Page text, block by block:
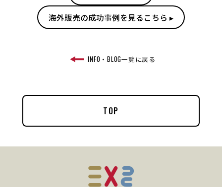
海外販売の成功事例を見るこちら ▸
INFO・BLOG一覧に戻る
TOP